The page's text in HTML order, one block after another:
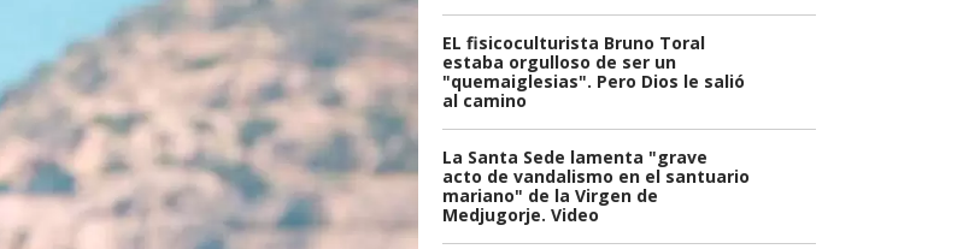
EL fisicoculturista Bruno Toral
estaba orgulloso de ser un
"quemaiglesias". Pero Dios le salió
al camino
La Santa Sede lamenta "grave
acto de vandalismo en el santuario
mariano" de la Virgen de
Medjugorje. Video